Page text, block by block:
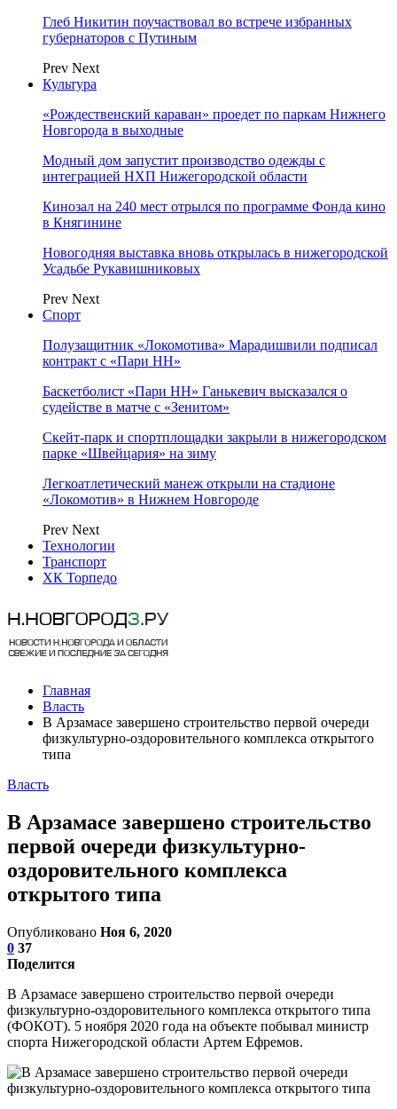
Глеб Никитин поучаствовал во встрече избранных
губернаторов с Путиным
Prev Next
Культура
«Рождественский караван» проедет по паркам Нижнего
Новгорода в выходные
Модный дом запустит производство одежды с
интеграцией НХП Нижегородской области
Кинозал на 240 мест отрылся по программе Фонда кино
в Княгинине
Новогодняя выставка вновь открылась в нижегородской
Усадьбе Рукавишниковых
Prev Next
Спорт
Полузащитник «Локомотива» Марадишвили подписал
контракт с «Пари НН»
Баскетболист «Пари НН» Ганькевич высказался о
судействе в матче с «Зенитом»
Скейт-парк и спортплощадки закрыли в нижегородском
парке «Швейцария» на зиму
Легкоатлетический манеж открыли на стадионе
«Локомотив» в Нижнем Новгороде
Prev Next
Технологии
Транспорт
ХК Торпедо
Главная
Власть
В Арзамасе завершено строительство первой очереди
физкультурно-оздоровительного комплекса открытого
типа
Власть
В Арзамасе завершено строительство
первой очереди физкультурно-
оздоровительного комплекса
открытого типа
Опубликовано Ноя 6, 2020
0 37
Поделится
В Арзамасе завершено строительство первой очереди
физкультурно-оздоровительного комплекса открытого типа
(ФОКОТ). 5 ноября 2020 года на объекте побывал министр
спорта Нижегородской области Артем Ефремов.